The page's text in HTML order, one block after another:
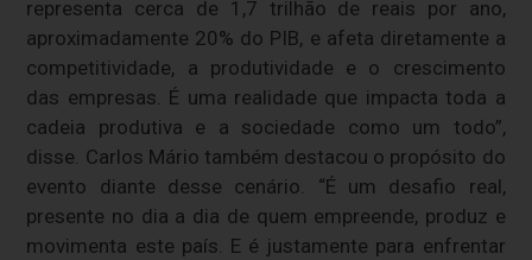
representa cerca de 1,7 trilhão de reais por ano,
aproximadamente 20% do PIB, e afeta diretamente a
competitividade, a produtividade e o crescimento
das empresas. É uma realidade que impacta toda a
cadeia produtiva e a sociedade como um todo”,
disse. Carlos Mário também destacou o propósito do
evento diante desse cenário. “É um desafio real,
presente no dia a dia de quem empreende, produz e
movimenta este país. E é justamente para enfrentar